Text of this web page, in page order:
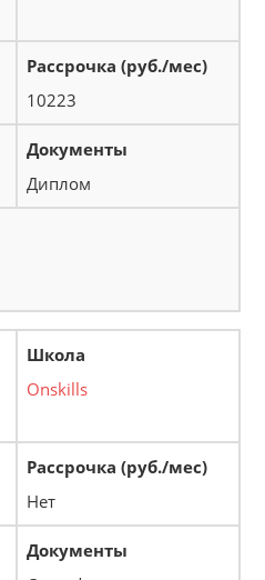
10223
Диплом
Onskills
Нет